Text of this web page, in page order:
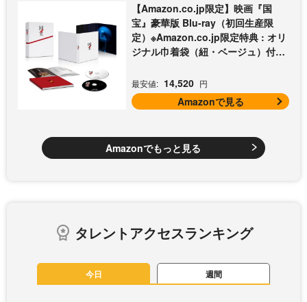
【Amazon.co.jp限定】映画『国
宝』豪華版 Blu-ray（初回生産限
定）※Amazon.co.jp限定特典 : オリ
ジナル巾着袋（紐・ベージュ）付き
最安値: 14,520 円
Amazonで見る
Amazonでもっと見る
タレントアクセスランキング
今日 週間